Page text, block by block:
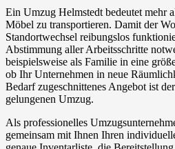
Ein Umzug Helmstedt bedeutet mehr
Möbel zu transportieren. Damit der
Standortwechsel reibungslos
Abstimmung aller Arbeitsschritte
beispielsweise als Familie in eine
ob Ihr Unternehmen in neue
Bedarf zugeschnittenes Angebot ist
gelungenen Umzug.
Als professionelles
gemeinsam mit Ihnen Ihren